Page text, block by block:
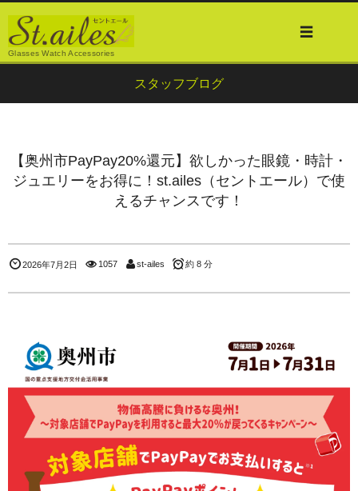
Glasses Watch Accessories
スタッフブログ
【奥州市PayPay20%還元】欲しかった眼鏡・時計・
ジュエリーをお得に！st.ailes（セントエール）で使
えるチャンスです！
2026年7月2日 1057 st-ailes 約 8 分